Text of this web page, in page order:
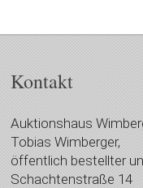
Kontakt
Auktionshaus
Tobias Wimberger,
öffentlich bestellter
Schachtenstraße 14